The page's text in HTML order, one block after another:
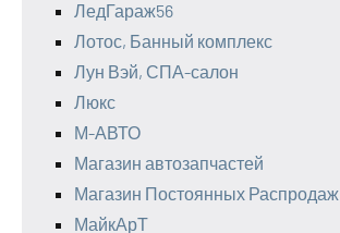
ЛедГараж56
Лотос, Банный комплекс
Лун Вэй, СПА-салон
Люкс
М-АВТО
Магазин автозапчастей
Магазин Постоянных Распродаж
МайкАрТ